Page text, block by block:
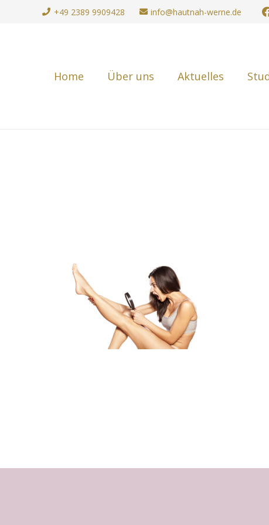
+49 2389 9909428 info@hautnah-werne.de
Home Über uns Aktuelles